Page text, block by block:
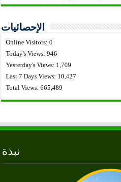
الإحصائيات
Online Visitors:0
Today's Views:946
Yesterday's Views: 1,709
Last 7 Days Views: 10,427
Total Views:665,489
نبذة